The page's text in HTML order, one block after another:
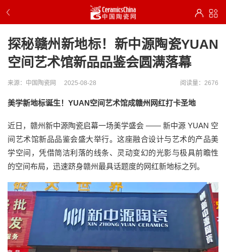
探秘赣州新地标！新中源陶瓷YUAN
空间艺术馆新品品鉴会圆满落幕
来源：中国陶瓷网 2025-08-28 阅读量：2676
美学新地标诞生！YUAN空间艺术馆成赣州网红打卡圣地
近日，赣州新中源陶瓷启幕一场美学盛会 —— 新中源 YUAN 空
间艺术馆新品品鉴会盛大举行。这座融合设计与艺术的产品美
学空间，凭借简洁利落的线条、灵动变幻的光影与极具前瞻性
的空间布局，迅速跻身赣州最具话题度的网红新地标之列。